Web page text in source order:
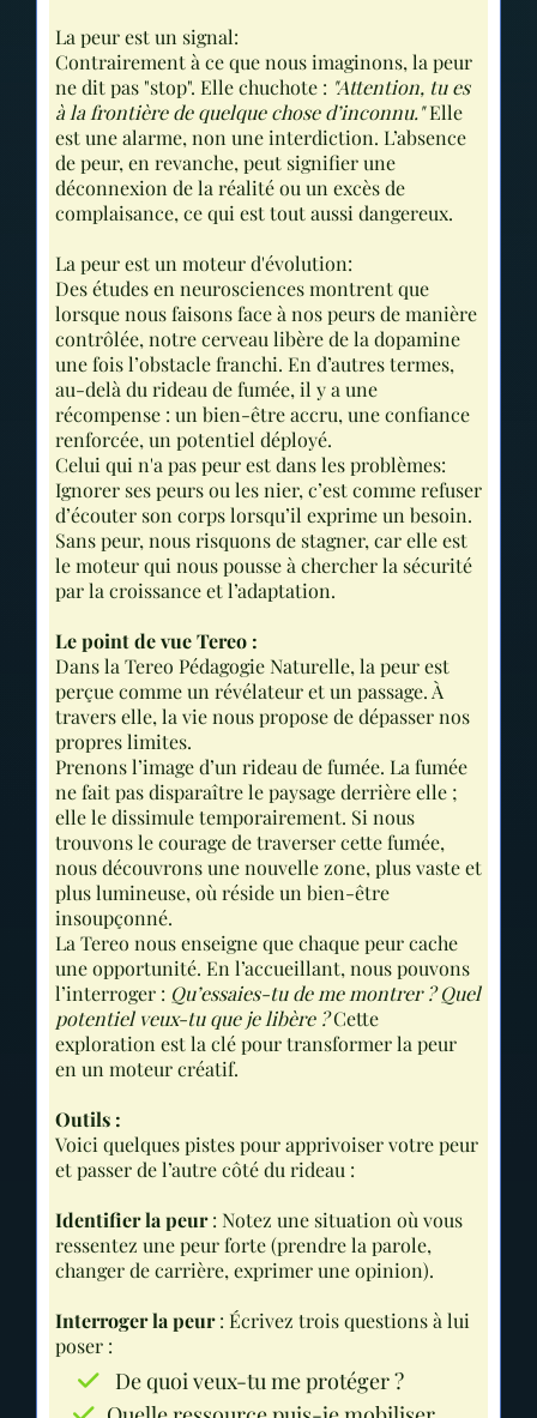
La peur est un signal:
Contrairement à ce que nous imaginons, la peur
ne dit pas "stop". Elle chuchote : "Attention, tu es
à la frontière de quelque chose d’inconnu."Elle
est une alarme, non une interdiction. L’absence
de peur, en revanche, peut signifier une
déconnexion de la réalité ou un excès de
complaisance, ce qui est tout aussi dangereux.
La peur est un moteur d'évolution:
Des études en neurosciences montrent que
lorsque nous faisons face à nos peurs de manière
contrôlée, notre cerveau libère de la dopamine
une fois l’obstacle franchi. En d’autres termes,
au-delà du rideau de fumée, il y a une
récompense : un bien-être accru, une confiance
renforcée, un potentiel déployé.
Celui qui n'a pas peur est dans les problèmes:
Ignorer ses peurs ou les nier, c’est comme refuser
d’écouter son corps lorsqu’il exprime un besoin.
Sans peur, nous risquons de stagner, car elle est
le moteur qui nous pousse à chercher la sécurité
par la croissance et l’adaptation.
Le point de vue Tereo :
Dans la Tereo Pédagogie Naturelle, la peur est
perçue comme un révélateur et un passage. À
travers elle, la vie nous propose de dépasser nos
propres limites.
Prenons l’image d’un rideau de fumée. La fumée
ne fait pas disparaître le paysage derrière elle ;
elle le dissimule temporairement. Si nous
trouvons le courage de traverser cette fumée,
nous découvrons une nouvelle zone, plus vaste et
plus lumineuse, où réside un bien-être
insoupçonné.
La Tereo nous enseigne que chaque peur cache
une opportunité. En l’accueillant, nous pouvons
l’interroger : Qu’essaies-tu de me montrer ? Quel
potentiel veux-tu que je libère ?Cette
exploration est la clé pour transformer la peur
en un moteur créatif.
Outils :
Voici quelques pistes pour apprivoiser votre peur
et passer de l’autre côté du rideau :
Identifier la peur: Notez une situation où vous
ressentez une peur forte (prendre la parole,
changer de carrière, exprimer une opinion).
Interroger la peur: Écrivez trois questions à lui
poser :
De quoi veux-tu me protéger ?